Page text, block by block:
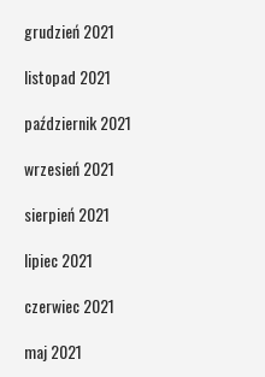
grudzień 2021
listopad 2021
październik 2021
wrzesień 2021
sierpień 2021
lipiec 2021
czerwiec 2021
maj 2021